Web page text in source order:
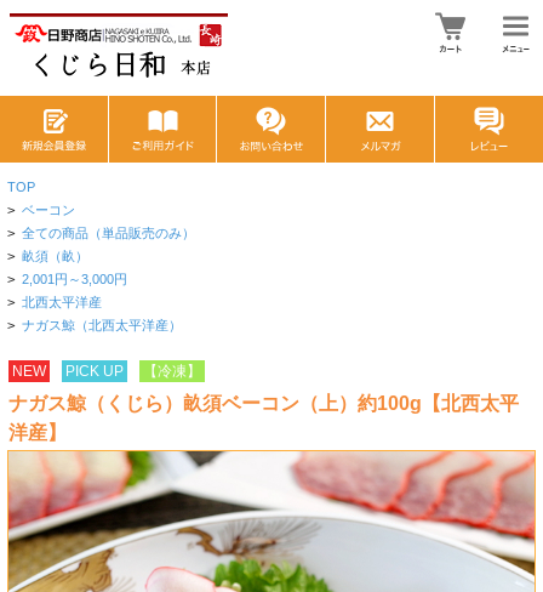
TOP
> ベーコン
> 全ての商品（単品販売のみ）
> 畝須（畝）
> 2,001円～3,000円
> 北西太平洋産
> ナガス鯨（北西太平洋産）
NEW PICK UP 【冷凍】
ナガス鯨（くじら）畝須ベーコン（上）約100g【北西太平
洋産】